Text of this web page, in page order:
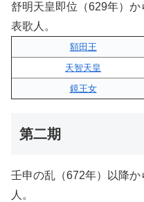
舒明天皇即位（629年）
表歌人。
額田王
天智天皇
鏡王女
第二期
壬申の乱（672年）以降
人。